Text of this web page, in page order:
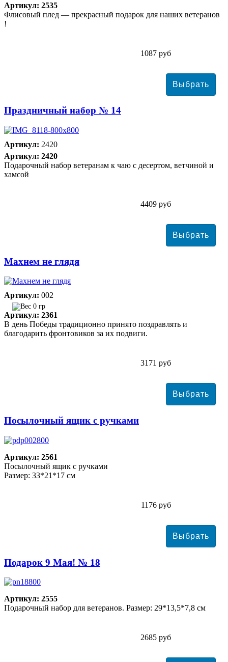
Артикул: 2535
Флисовый плед — прекрасный подарок для наших ветеранов
!
1087 руб
Праздничный набор № 14
Артикул: 2420
Артикул: 2420
Подарочный набор ветеранам к чаю с десертом, ветчиной и
хамсой
4409 руб
Махнем не глядя
Артикул: 002
0 гр
Артикул: 2361
В день Победы традиционно принято поздравлять и
благодарить фронтовиков за их подвиги.
3171 руб
Посылочный ящик с ручками
Артикул: 2561
Посылочный ящик с ручками
Размер: 33*21*17 см
1176 руб
Подарок 9 Мая! № 18
Артикул: 2555
Подарочный набор для ветеранов. Размер: 29*13,5*7,8 см
2685 руб